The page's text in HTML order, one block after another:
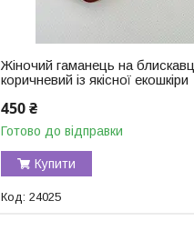
Жіночий гаманець на
коричневий із якісної екошкіри
450 ₴
Готово до відправки
Купити
24025